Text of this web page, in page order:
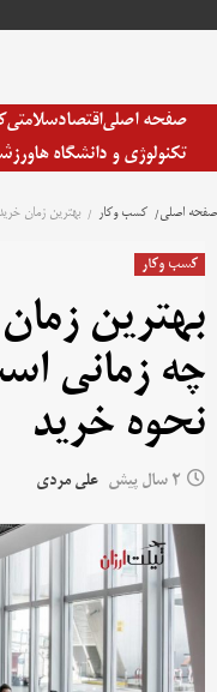
صفحه اصلیاقتصادسلامتی
تکنولوژی و دانشگاه ها
صفحه اصلی کسب وکار بهترین زمان
کسب وکار
بهترین
چه زمانی
نحوه خرید
2 سال پیش علی مردی